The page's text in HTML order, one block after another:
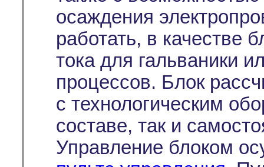
осаждения
работать, в качестве
тока для гальваники
процессов. Блок
с технологическим
составе, так и
Управление блоком